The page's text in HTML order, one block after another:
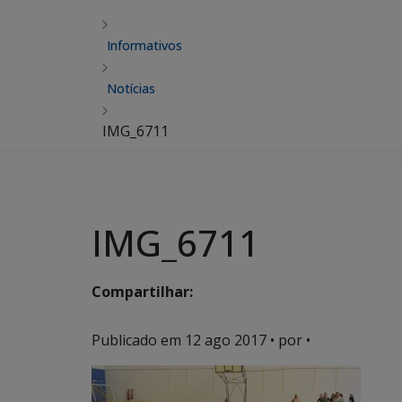
Informativos
Notícias
IMG_6711
IMG_6711
Compartilhar:
Publicado em 12 ago 2017 • por •